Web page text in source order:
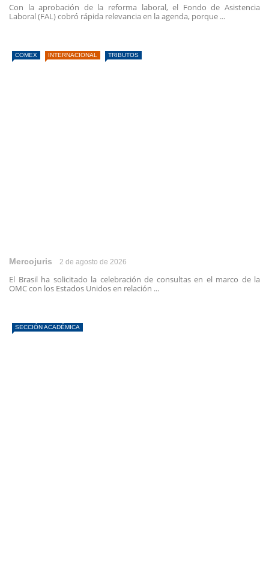
Con la aprobación de la reforma laboral, el Fondo de Asistencia
Laboral (FAL) cobró rápida relevancia en la agenda, porque ...
COMEX INTERNACIONAL TRIBUTOS
Mercojuris 2 de agosto de 2026
El Brasil ha solicitado la celebración de consultas en el marco de la
OMC con los Estados Unidos en relación ...
SECCIÓN ACADÉMICA